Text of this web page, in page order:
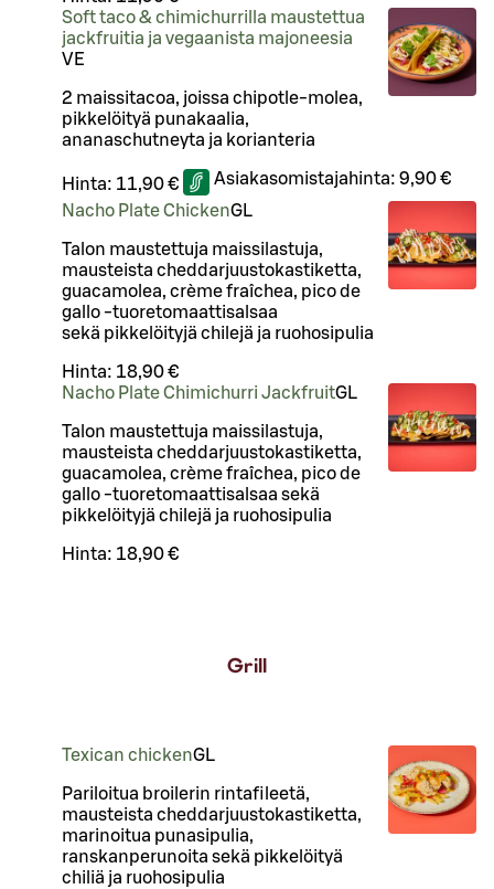
Soft taco & chimichurrilla maustettua
jackfruitia ja vegaanista majoneesia
VE
2 maissitacoa, joissa chipotle-molea,
pikkelöityä punakaalia,
ananaschutneyta ja korianteria
Hinta: 11,90 € Asiakasomistajahinta: 9,90 €
Nacho Plate ChickenGL
Talon maustettuja maissilastuja,
mausteista cheddarjuustokastiketta,
guacamolea, crème fraîchea, pico de
gallo -tuoretomaattisalsaa
sekä pikkelöityjä chilejä ja ruohosipulia
Hinta: 18,90 €
Nacho Plate Chimichurri JackfruitGL
Talon maustettuja maissilastuja,
mausteista cheddarjuustokastiketta,
guacamolea, crème fraîchea, pico de
gallo -tuoretomaattisalsaa sekä
pikkelöityjä chilejä ja ruohosipulia
Hinta: 18,90 €
Grill
Texican chickenGL
Pariloitua broilerin rintafileetä,
mausteista cheddarjuustokastiketta,
marinoitua punasipulia,
ranskanperunoita sekä pikkelöityä
chiliä ja ruohosipulia